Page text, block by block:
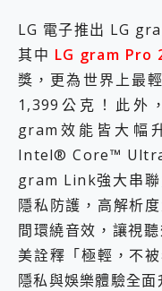
LG 電子推出 LG
其中 LG gram Pro
獎，更為世界上最
1,399公克！此外
gram效能皆大幅
Intel® Core™ Ultra
gram Link強大串聯
隱私防護，高解析
間環繞音效，讓視
美詮釋「極輕，不
隱私與娛樂體驗全面